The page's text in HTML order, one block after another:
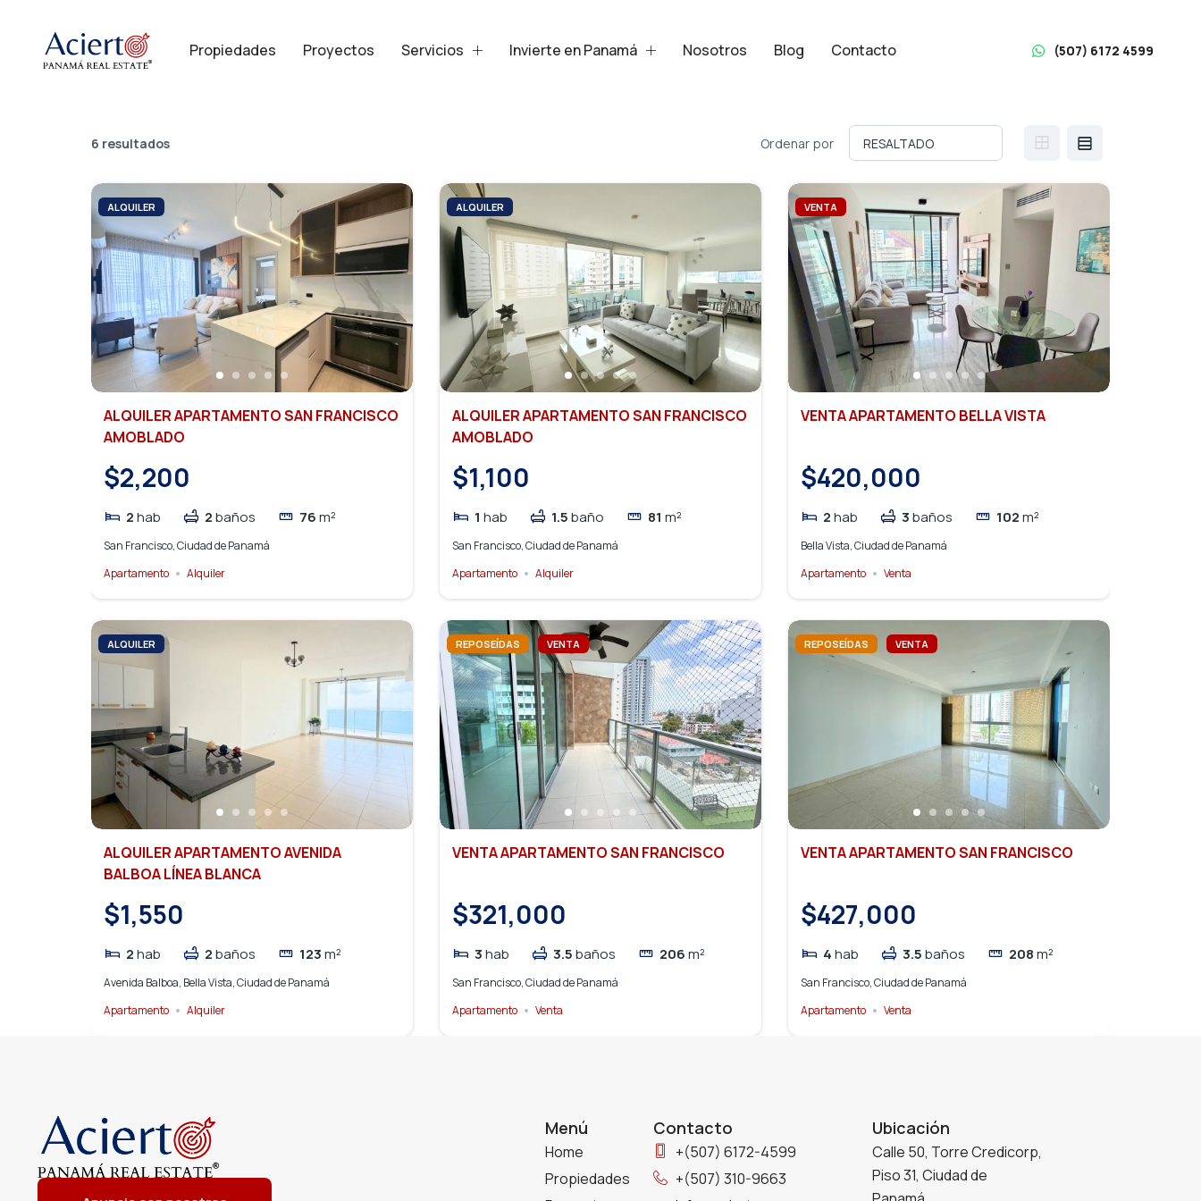
Propiedades Proyectos Servicios Invierte en Panamá Nosotros Blog Contacto (507) 6172 4599
6 resultados Ordenar por
ALQUILER
ALQUILER APARTAMENTO SAN FRANCISCO
AMOBLADO
$2,200
2 hab 2 baños 76 m²
San Francisco, Ciudad de Panamá
Apartamento
Alquiler
ALQUILER
ALQUILER APARTAMENTO SAN FRANCISCO
AMOBLADO
$1,100
1 hab 1.5 baño 81 m²
San Francisco, Ciudad de Panamá
Apartamento
Alquiler
VENTA
VENTA APARTAMENTO BELLA VISTA
$420,000
2 hab 3 baños 102 m²
Bella Vista, Ciudad de Panamá
Apartamento
Venta
ALQUILER
ALQUILER APARTAMENTO AVENIDA
BALBOA LÍNEA BLANCA
$1,550
2 hab 2 baños 123 m²
Avenida Balboa, Bella Vista, Ciudad de Panamá
Apartamento
Alquiler
REPOSEÍDAS VENTA
VENTA APARTAMENTO SAN FRANCISCO
$321,000
3 hab 3.5 baños 206 m²
San Francisco, Ciudad de Panamá
Apartamento
Venta
REPOSEÍDAS VENTA
VENTA APARTAMENTO SAN FRANCISCO
$427,000
4 hab 3.5 baños 208 m²
San Francisco, Ciudad de Panamá
Apartamento
Venta
Menú
Home
Propiedades
Contacto
+(507) 6172-4599
+(507) 310-9663
Ubicación
Calle 50, Torre Credicorp,
Piso 31, Ciudad de